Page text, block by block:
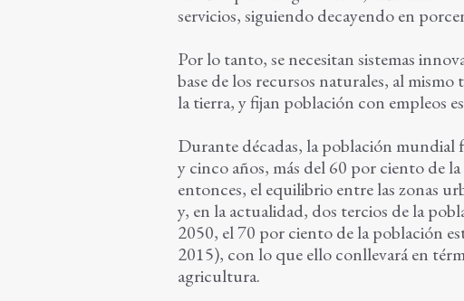
servicios, siguiendo decayendo en
Por lo tanto, se necesitan sistemas
base de los recursos naturales, al
la tierra, y fijan población con empleos
Durante décadas, la población
y cinco años, más del 60 por ciento de
entonces, el equilibrio entre las zonas
y, en la actualidad, dos tercios de la
2050, el 70 por ciento de la población
2015), con lo que ello conllevará en
agricultura.